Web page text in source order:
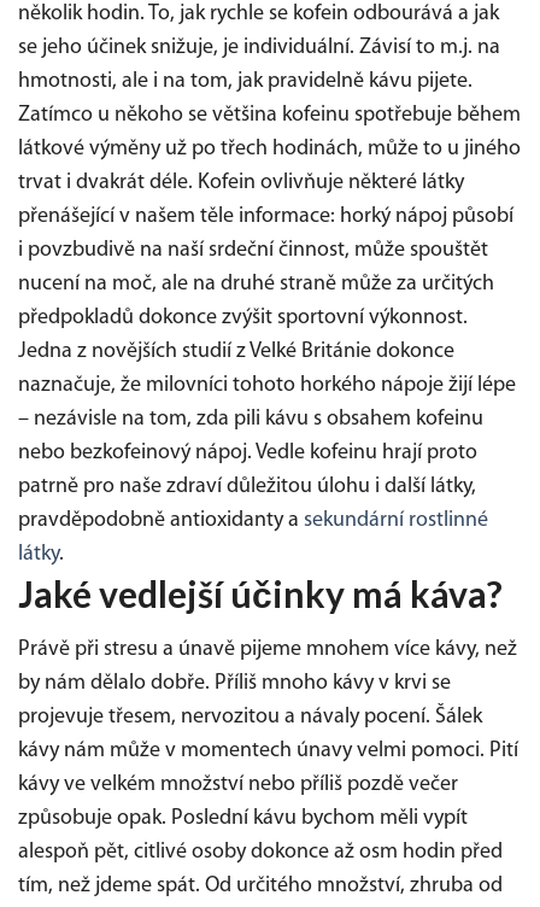
několik hodin. To, jak rychle se kofein odbourává a jak
se jeho účinek snižuje, je individuální. Závisí to m.j. na
hmotnosti, ale i na tom, jak pravidelně kávu pijete.
Zatímco u někoho se většina kofeinu spotřebuje během
látkové výměny už po třech hodinách, může to u jiného
trvat i dvakrát déle. Kofein ovlivňuje některé látky
přenášející v našem těle informace: horký nápoj působí
i povzbudivě na naší srdeční činnost, může spouštět
nucení na moč, ale na druhé straně může za určitých
předpokladů dokonce zvýšit sportovní výkonnost.
Jedna z novějších studií z Velké Británie dokonce
naznačuje, že milovníci tohoto horkého nápoje žijí lépe
– nezávisle na tom, zda pili kávu s obsahem kofeinu
nebo bezkofeinový nápoj. Vedle kofeinu hrají proto
patrně pro naše zdraví důležitou úlohu i další látky,
pravděpodobně antioxidanty a sekundární rostlinné
látky.
Jaké vedlejší účinky má káva?
Právě při stresu a únavě pijeme mnohem více kávy, než
by nám dělalo dobře. Příliš mnoho kávy v krvi se
projevuje třesem, nervozitou a návaly pocení. Šálek
kávy nám může v momentech únavy velmi pomoci. Pití
kávy ve velkém množství nebo příliš pozdě večer
způsobuje opak. Poslední kávu bychom měli vypít
alespoň pět, citlivé osoby dokonce až osm hodin před
tím, než jdeme spát. Od určitého množství, zhruba od